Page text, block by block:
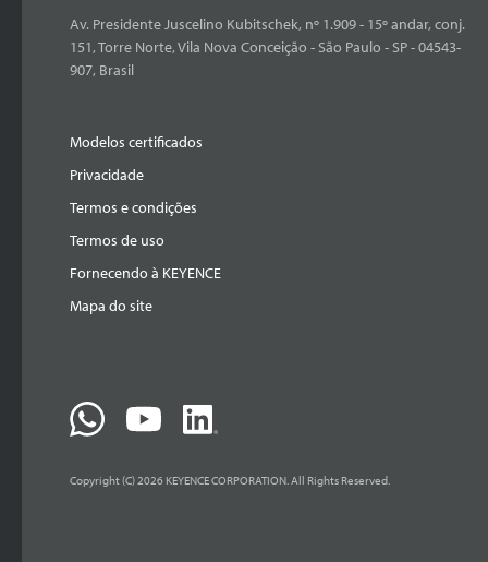
Av. Presidente Juscelino Kubitschek, nº 1.909 - 15º andar, conj.
151, Torre Norte, Vila Nova Conceição - São Paulo - SP - 04543-
907, Brasil
Modelos certificados
Privacidade
Termos e condições
Termos de uso
Fornecendo à KEYENCE
Mapa do site
Copyright (C) 2026 KEYENCE CORPORATION. All Rights Reserved.